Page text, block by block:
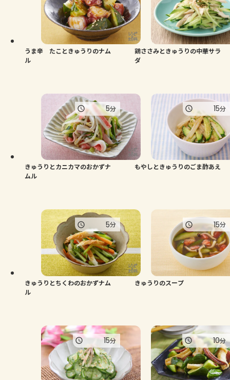
うま辛 たこときゅうりのナム
ル
鶏ささみときゅうりの中華サラ
ダ
きゅうりとカニカマのおかずナ
ムル
5分
もやしときゅうりのごま酢あえ
15分
きゅうりとちくわのおかずナム
ル
5分
きゅうりのスープ
15分
15分 10分